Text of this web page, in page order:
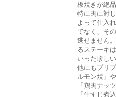
板焼きが絶
特に肉に対
よって仕入
でなく、そ
逃せません
るステーキ
いった珍し
他にもプリ
ルモン焼」
「鶏肉ナッ
「牛すじ煮